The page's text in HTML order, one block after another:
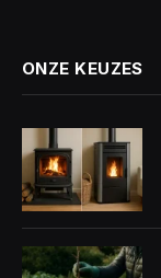
ONZE KEUZES